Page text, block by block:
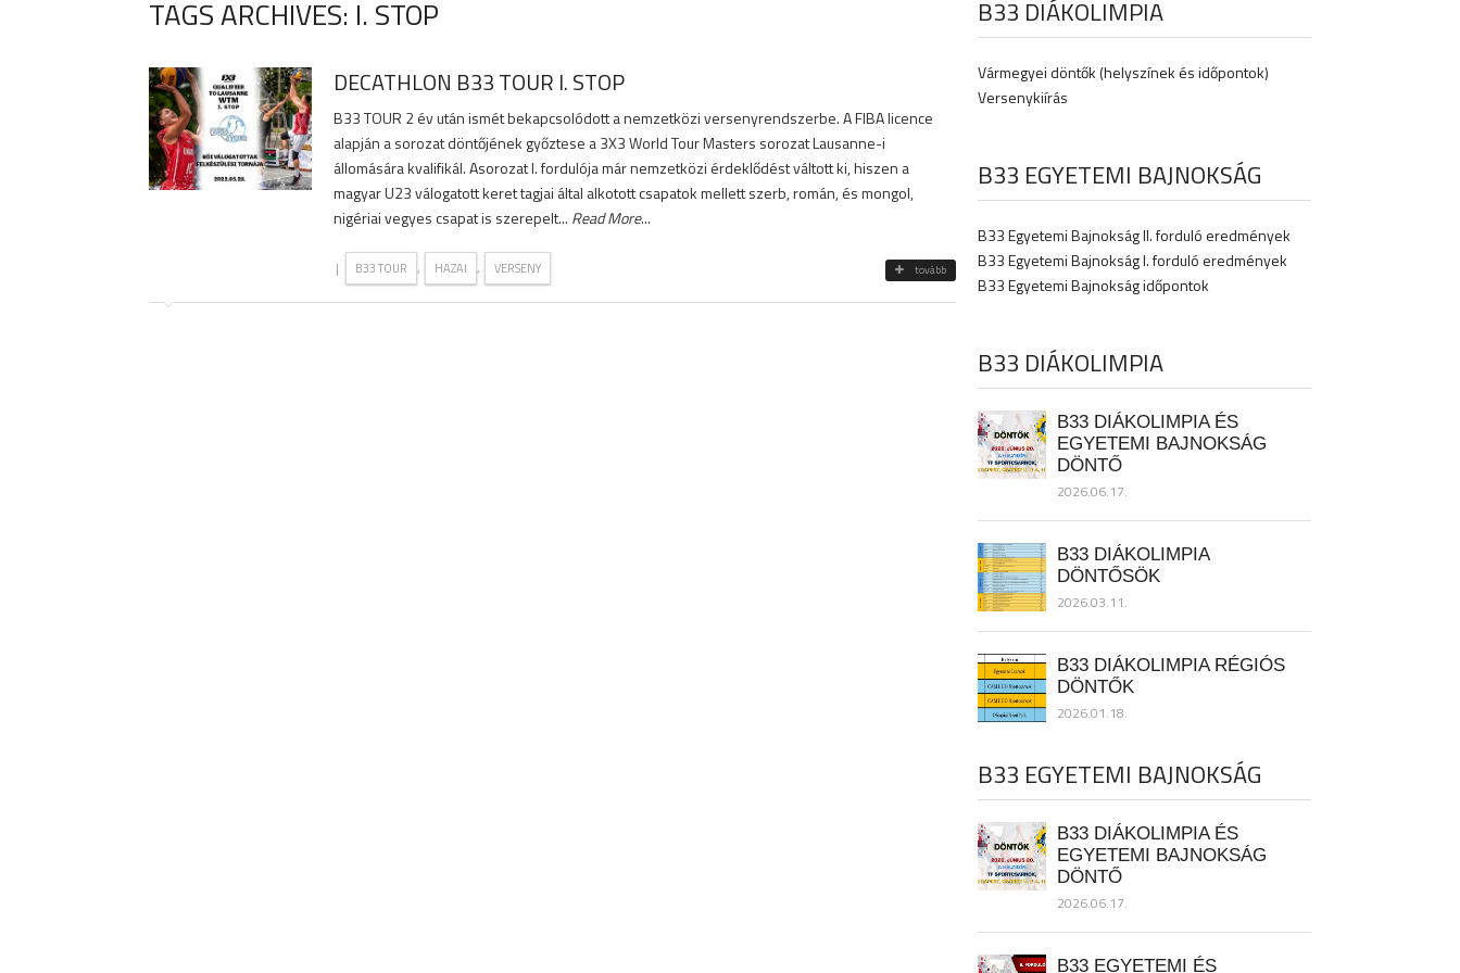
TAGS ARCHIVES: I. STOP
DECATHLON B33 TOUR I. STOP
B33 TOUR 2 év után ismét bekapcsolódott a nemzetközi versenyrendszerbe. A FIBA licence
alapján a sorozat döntőjének győztese a 3X3 World Tour Masters sorozat Lausanne-i
állomására kvalifikál. Asorozat I. fordulója már nemzetközi érdeklődést váltott ki, hiszen a
magyar U23 válogatott keret tagjai által alkotott csapatok mellett szerb, román, és mongol,
nigériai vegyes csapat is szerepelt... Read More...
| B33 TOUR , HAZAI , VERSENY tovább
B33 DIÁKOLIMPIA
Vármegyei döntők (helyszínek és időpontok)
Versenykiírás
B33 EGYETEMI BAJNOKSÁG
B33 Egyetemi Bajnokság II. forduló eredmények
B33 Egyetemi Bajnokság I. forduló eredmények
B33 Egyetemi Bajnokság időpontok
B33 DIÁKOLIMPIA
B33 DIÁKOLIMPIA ÉS
EGYETEMI BAJNOKSÁG
DÖNTŐ
2026.06.17.
B33 DIÁKOLIMPIA
DÖNTŐSÖK
2026.03.11.
B33 DIÁKOLIMPIA RÉGIÓS
DÖNTŐK
2026.01.18.
B33 EGYETEMI BAJNOKSÁG
B33 DIÁKOLIMPIA ÉS
EGYETEMI BAJNOKSÁG
DÖNTŐ
2026.06.17.
B33 EGYETEMI ÉS